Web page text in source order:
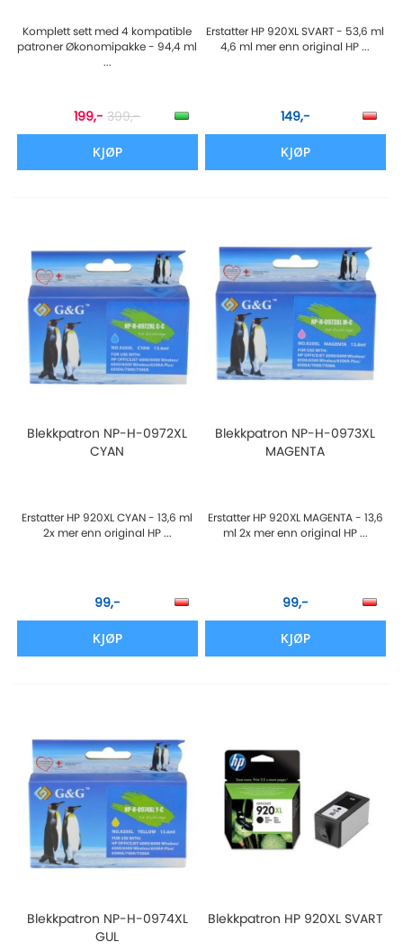
Komplett sett med 4 kompatible
patroner Økonomipakke - 94,4 ml
...
199,- 399,-
KJØP
Erstatter HP 920XL SVART - 53,6 ml
4,6 ml mer enn original HP ...
149,-
KJØP
Blekkpatron NP-H-0972XL
CYAN
Erstatter HP 920XL CYAN - 13,6 ml
2x mer enn original HP ...
99,-
KJØP
Blekkpatron NP-H-0973XL
MAGENTA
Erstatter HP 920XL MAGENTA - 13,6
ml 2x mer enn original HP ...
99,-
KJØP
Blekkpatron NP-H-0974XL
GUL
Blekkpatron HP 920XL SVART